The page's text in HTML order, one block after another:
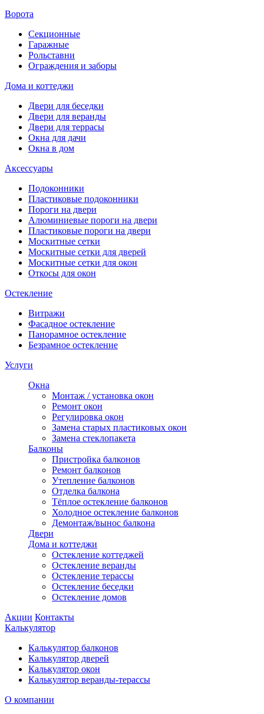
Ворота
Секционные
Гаражные
Рольставни
Ограждения и заборы
Дома и коттеджи
Двери для беседки
Двери для веранды
Двери для террасы
Окна для дачи
Окна в дом
Аксессуары
Подоконники
Пластиковые подоконники
Пороги на двери
Алюминиевые пороги на двери
Пластиковые пороги на двери
Москитные сетки
Москитные сетки для дверей
Москитные сетки для окон
Откосы для окон
Остекление
Витражи
Фасадное остекление
Панорамное остекление
Безрамное остекление
Услуги
Окна
Монтаж / установка окон
Ремонт окон
Регулировка окон
Замена старых пластиковых окон
Замена стеклопакета
Балконы
Пристройка балконов
Ремонт балконов
Утепление балконов
Отделка балкона
Тёплое остекление балконов
Холодное остекление балконов
Демонтаж/вынос балкона
Двери
Дома и коттеджи
Остекление коттеджей
Остекление веранды
Остекление терассы
Остекление беседки
Остекление домов
Акции Контакты
Калькулятор
Калькулятор балконов
Калькулятор дверей
Калькулятор окон
Калькулятор веранды-терассы
О компании